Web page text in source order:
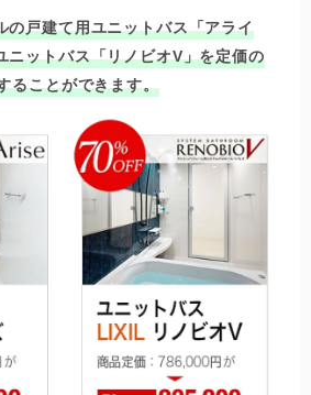
の戸建て用ユニットバス「アライ
ニットバス「リノビオV」を定価の
ることができます。